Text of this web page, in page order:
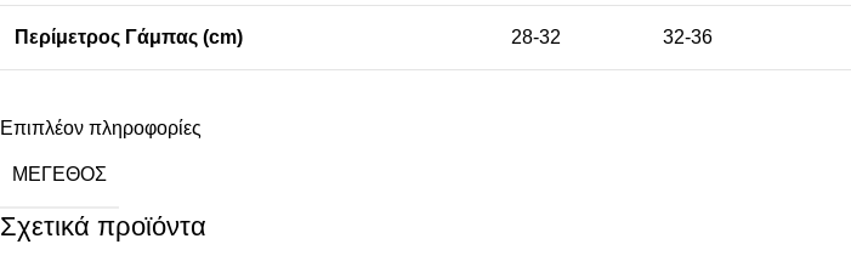
Περίμετρος Γάμπας (cm) 28-32 32-36
Επιπλέον πληροφορίες
ΜΈΓΕΘΟΣ
Σχετικά προϊόντα